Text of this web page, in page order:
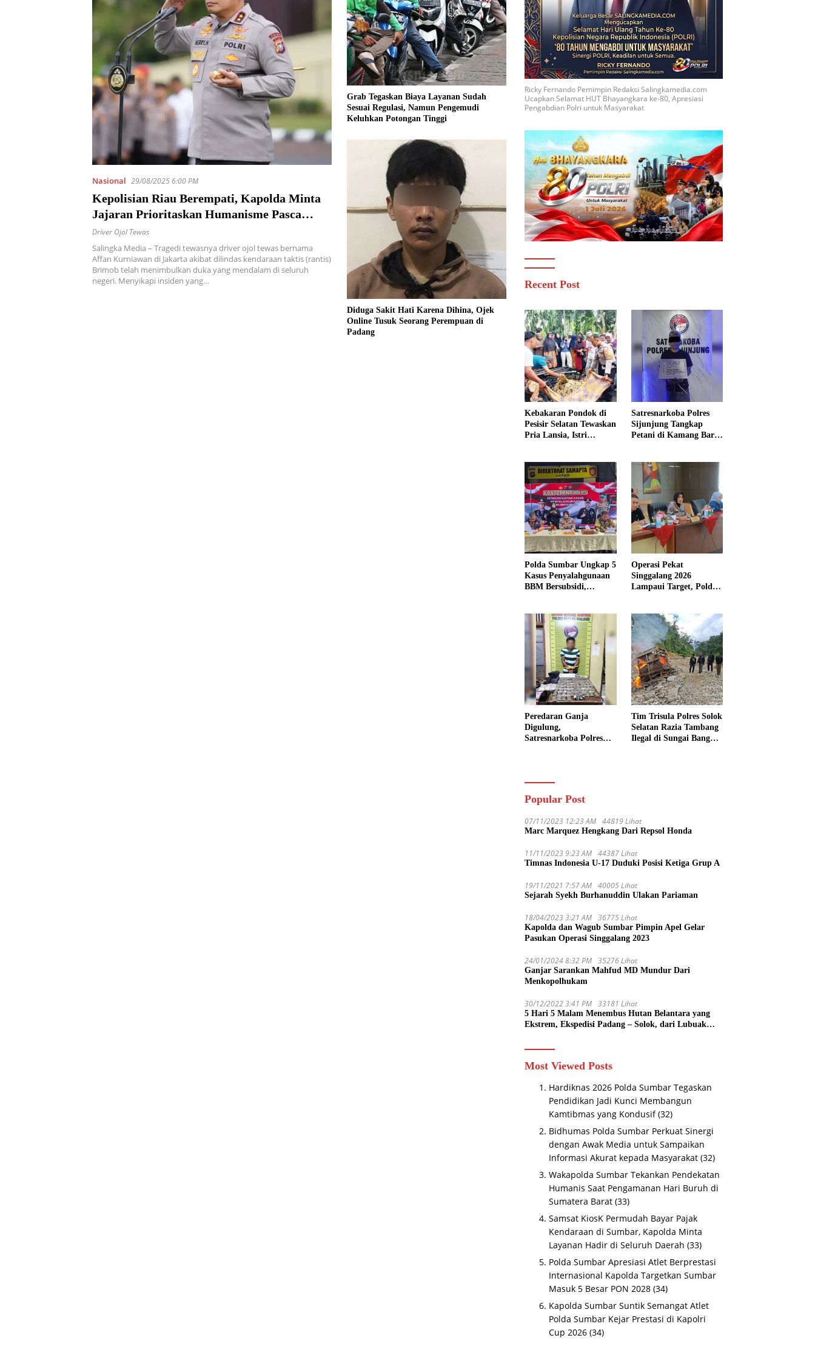
Nasional 29/08/2025 6:00 PM
Kepolisian Riau Berempati, Kapolda Minta
Jajaran Prioritaskan Humanisme Pasca
Insiden Tewasnya Driver Ojol di Jakarta
Driver Ojol Tewas
Salingka Media – Tragedi tewasnya driver ojol tewas bernama
Affan Kurniawan di Jakarta akibat dilindas kendaraan taktis (rantis)
Brimob telah menimbulkan duka yang mendalam di seluruh
negeri. Menyikapi insiden yang…
Grab Tegaskan Biaya Layanan Sudah
Sesuai Regulasi, Namun Pengemudi
Keluhkan Potongan Tinggi
Diduga Sakit Hati Karena Dihina, Ojek
Online Tusuk Seorang Perempuan di
Padang
Ricky Fernando Pemimpin Redaksi Salingkamedia.com
Ucapkan Selamat HUT Bhayangkara ke-80, Apresiasi
Pengabdian Polri untuk Masyarakat
Recent Post
Kebakaran Pondok di
Pesisir Selatan Tewaskan
Pria Lansia, Istri
Satresnarkoba Polres
Sijunjung Tangkap
Petani di Kamang Baru,
Polda Sumbar Ungkap 5
Kasus Penyalahgunaan
BBM Bersubsidi,
Bio Solar
Operasi Pekat
Singgalang 2026
Lampaui Target, Polda
Kriminal
Peredaran Ganja
Digulung,
Satresnarkoba Polres
Datar
Tim Trisula Polres Solok
Selatan Razia Tambang
Ilegal di Sungai Bangko,
Popular Post
07/11/2023 12:23 AM 44819 Lihat
Marc Marquez Hengkang Dari Repsol Honda
11/11/2023 9:23 AM 44387 Lihat
Timnas Indonesia U-17 Duduki Posisi Ketiga Grup A
19/11/2021 7:57 AM 40005 Lihat
Sejarah Syekh Burhanuddin Ulakan Pariaman
18/04/2023 3:21 AM 36775 Lihat
Kapolda dan Wagub Sumbar Pimpin Apel Gelar
Pasukan Operasi Singgalang 2023
24/01/2024 8:32 PM 35276 Lihat
Ganjar Sarankan Mahfud MD Mundur Dari
Menkopolhukam
30/12/2022 3:41 PM 33181 Lihat
5 Hari 5 Malam Menembus Hutan Belantara yang
Ekstrem, Ekspedisi Padang – Solok, dari Lubuak
Most Viewed Posts
Hardiknas 2026 Polda Sumbar Tegaskan
Pendidikan Jadi Kunci Membangun
Kamtibmas yang Kondusif (32)
Bidhumas Polda Sumbar Perkuat Sinergi
dengan Awak Media untuk Sampaikan
Informasi Akurat kepada Masyarakat (32)
Wakapolda Sumbar Tekankan Pendekatan
Humanis Saat Pengamanan Hari Buruh di
Sumatera Barat (33)
Samsat KiosK Permudah Bayar Pajak
Kendaraan di Sumbar, Kapolda Minta
Layanan Hadir di Seluruh Daerah (33)
Polda Sumbar Apresiasi Atlet Berprestasi
Internasional Kapolda Targetkan Sumbar
Masuk 5 Besar PON 2028 (34)
Kapolda Sumbar Suntik Semangat Atlet
Polda Sumbar Kejar Prestasi di Kapolri
Cup 2026 (34)